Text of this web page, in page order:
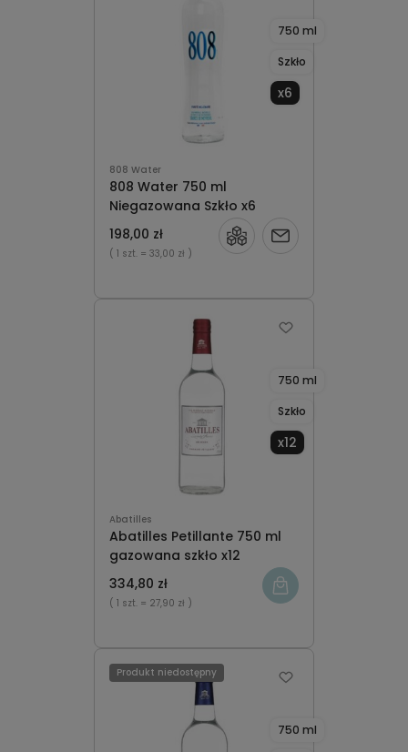
808 Water
808 Water 750 ml
Niegazowana Szkło x6
750 ml
Szkło
x6
198,00 zł
( 1 szt. = 33,00 zł )
Powiadom
Abatilles
Abatilles Petillante 750 ml
gazowana szkło x12
750 ml
Szkło
x12
334,80 zł
( 1 szt. = 27,90 zł )
750 ml
Produkt niedostępny